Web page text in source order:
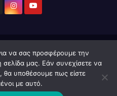
την Υποστήριξη του WordPress
απόThemeansar.
ΕπικοινωνίαΠολιτική Απορρήτου
να σας προσφέρουμε την
σελίδα μας. Εάν συνεχίσετε να
θα υποθέσουμε πως είστε
με αυτό.